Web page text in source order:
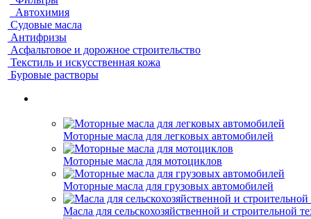
Автохимия
Судовые масла
Антифризы
Асфальтовое и дорожное строительство
Текстиль и искусственная кожа
Буровые растворы
Моторные масла для легковых автомобилей
Моторные масла для мотоциклов
Моторные масла для грузовых автомобилей
Масла для сельскохозяйственной и строительной